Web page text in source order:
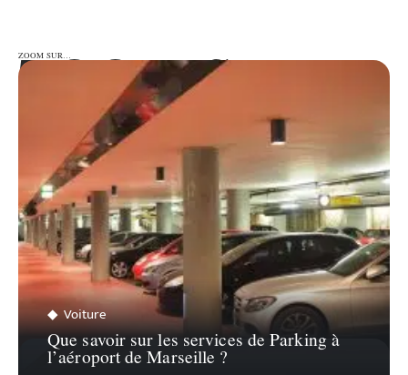
ZOOM SUR…
ZOOM SUR…
Voiture
Que savoir sur les services de Parking à
l’aéroport de Marseille ?